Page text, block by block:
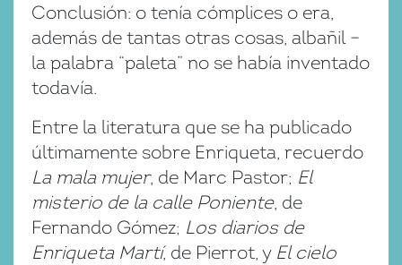
Conclusión: o tenía cómplices o era,
además de tantas otras cosas, albañil –
la palabra “paleta” no se había inventado
todavía.
Entre la literatura que se ha publicado
últimamente sobre Enriqueta, recuerdo
La mala mujer, de Marc Pastor; El
misterio de la calle Poniente, de
Fernando Gómez; Los diarios de
Enriqueta Martí, de Pierrot, y El cielo